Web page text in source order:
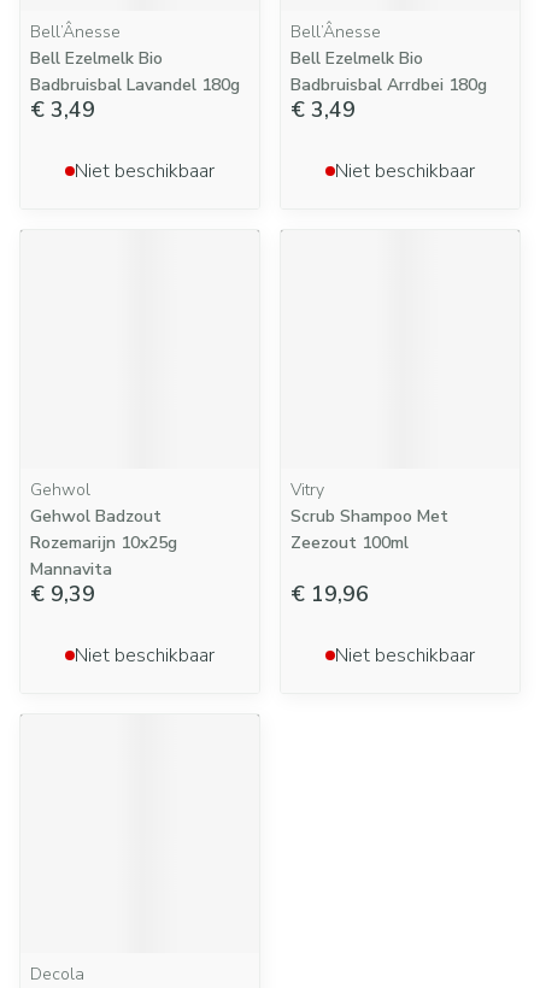
Bell’Ânesse
Bell Ezelmelk Bio
Badbruisbal Lavandel 180g
€ 3,49
Niet beschikbaar
Bell’Ânesse
Bell Ezelmelk Bio
Badbruisbal Arrdbei 180g
€ 3,49
Niet beschikbaar
Gehwol
Gehwol Badzout
Rozemarijn 10x25g
Mannavita
€ 9,39
Niet beschikbaar
Vitry
Scrub Shampoo Met
Zeezout 100ml
€ 19,96
Niet beschikbaar
Decola